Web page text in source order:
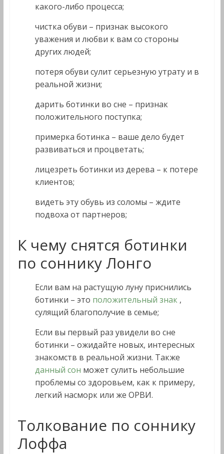
какого-либо процесса;
чистка обуви – признак высокого
уважения и любви к вам со стороны
других людей;
потеря обуви сулит серьезную утрату и в
реальной жизни;
дарить ботинки во сне – признак
положительного поступка;
примерка ботинка – ваше дело будет
развиваться и процветать;
лицезреть ботинки из дерева – к потере
клиентов;
видеть эту обувь из соломы – ждите
подвоха от партнеров;
К чему снятся ботинки
по соннику Лонго
Если вам на растущую луну приснились
ботинки – это положительный знак ,
сулящий благополучие в семье;
Если вы первый раз увидели во сне
ботинки – ожидайте новых, интересных
знакомств в реальной жизни. Также
данный сон может сулить небольшие
проблемы со здоровьем, как к примеру,
легкий насморк или же ОРВИ.
Толкование по соннику
Лоффа